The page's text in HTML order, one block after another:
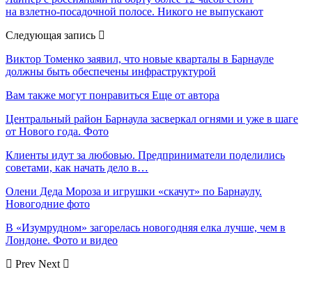
на взлетно-посадочной полосе. Никого не выпускают
Следующая запись
Виктор Томенко заявил, что новые кварталы в Барнауле
должны быть обеспечены инфраструктурой
Вам также могут понравиться Еще от автора
Центральный район Барнаула засверкал огнями и уже в шаге
от Нового года. Фото
Клиенты идут за любовью. Предприниматели поделились
советами, как начать дело в…
Олени Деда Мороза и игрушки «скачут» по Барнаулу.
Новогодние фото
В «Изумрудном» загорелась новогодняя елка лучше, чем в
Лондоне. Фото и видео
Prev Next